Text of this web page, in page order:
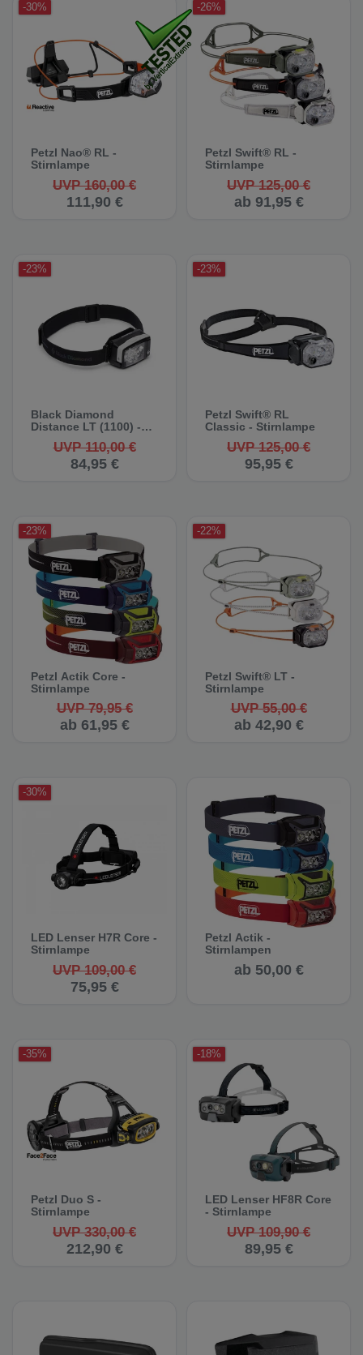
-30%
Petzl Nao® RL -
Stirnlampe
UVP 160,00 €
111,90 €
-26%
Petzl Swift® RL -
Stirnlampe
UVP 125,00 €
ab 91,95 €
-23%
Black Diamond
Distance LT (1100) -
UVP 110,00 €
84,95 €
-23%
Petzl Swift® RL
Classic - Stirnlampe
UVP 125,00 €
95,95 €
-23%
Petzl Actik Core -
Stirnlampe
UVP 79,95 €
ab 61,95 €
-22%
Petzl Swift® LT -
Stirnlampe
UVP 55,00 €
ab 42,90 €
-30%
LED Lenser H7R Core -
Stirnlampe
UVP 109,00 €
75,95 €
Petzl Actik -
Stirnlampen
ab 50,00 €
-35%
Petzl Duo S -
Stirnlampe
UVP 330,00 €
212,90 €
-18%
LED Lenser HF8R Core
- Stirnlampe
UVP 109,90 €
89,95 €